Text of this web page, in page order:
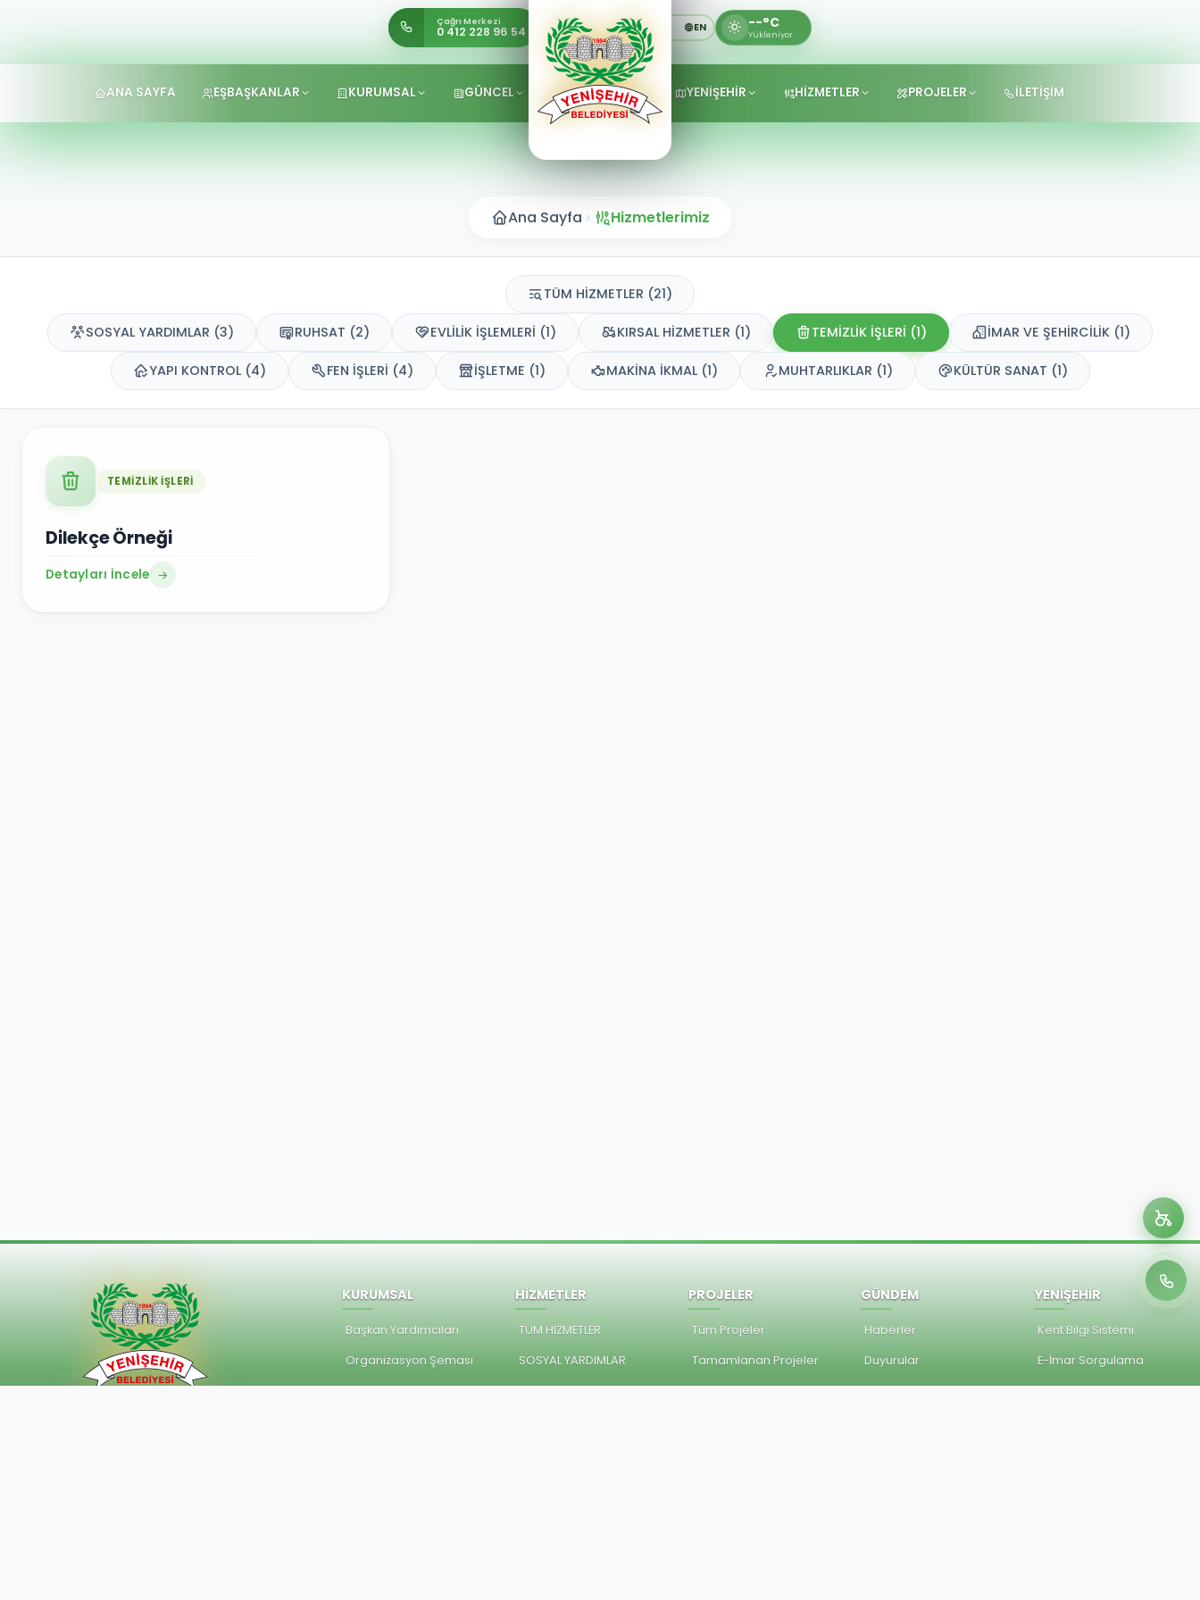
Çağrı Merkezi
0 412 228 96 54 TR EN --°C
Yükleniyor
ANA SAYFA EŞBAŞKANLAR KURUMSAL GÜNCEL YENİŞEHİR HİZMETLER PROJELER İLETİŞİM
Ana Sayfa Hizmetlerimiz
TÜM HİZMETLER (21)
SOSYAL YARDIMLAR (3) RUHSAT (2) EVLİLİK İŞLEMLERİ (1) KIRSAL HİZMETLER (1) TEMİZLİK İŞLERİ (1) İMAR VE ŞEHİRCİLİK (1)
YAPI KONTROL (4) FEN İŞLERİ (4) İŞLETME (1) MAKİNA İKMAL (1) MUHTARLIKLAR (1) KÜLTÜR SANAT (1)
TEMİZLİK İŞLERİ
Dilekçe Örneği
Detayları İncele
KURUMSAL
Başkan Yardımcıları
Organizasyon Şeması
HİZMETLER
TÜM HİZMETLER
SOSYAL YARDIMLAR
PROJELER
Tüm Projeler
Tamamlanan Projeler
GÜNDEM
Haberler
Duyurular
YENİŞEHİR
Kent Bilgi Sistemi
E-İmar Sorgulama